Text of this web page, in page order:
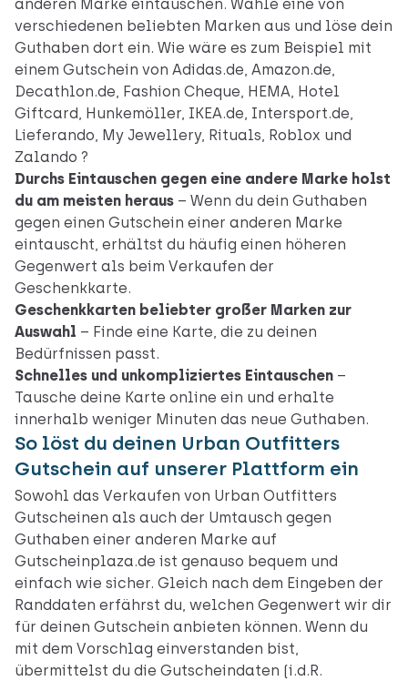
anderen Marke eintauschen. Wähle eine von
verschiedenen beliebten Marken aus und löse dein
Guthaben dort ein. Wie wäre es zum Beispiel mit
einem Gutschein von Adidas.de, Amazon.de,
Decathlon.de, Fashion Cheque, HEMA, Hotel
Giftcard, Hunkemöller, IKEA.de, Intersport.de,
Lieferando, My Jewellery, Rituals, Roblox und
Zalando ?
Durchs Eintauschen gegen eine andere Marke holst
du am meisten heraus – Wenn du dein Guthaben
gegen einen Gutschein einer anderen Marke
eintauscht, erhältst du häufig einen höheren
Gegenwert als beim Verkaufen der
Geschenkkarte.
Geschenkkarten beliebter großer Marken zur
Auswahl – Finde eine Karte, die zu deinen
Bedürfnissen passt.
Schnelles und unkompliziertes Eintauschen –
Tausche deine Karte online ein und erhalte
innerhalb weniger Minuten das neue Guthaben.
So löst du deinen Urban Outfitters
Gutschein auf unserer Plattform ein
Sowohl das Verkaufen von Urban Outfitters
Gutscheinen als auch der Umtausch gegen
Guthaben einer anderen Marke auf
Gutscheinplaza.de ist genauso bequem und
einfach wie sicher. Gleich nach dem Eingeben der
Randdaten erfährst du, welchen Gegenwert wir dir
für deinen Gutschein anbieten können. Wenn du
mit dem Vorschlag einverstanden bist,
übermittelst du die Gutscheindaten (i.d.R.